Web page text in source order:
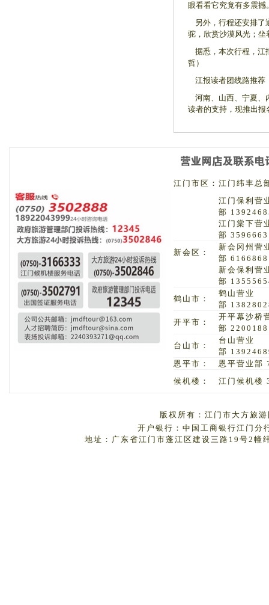
眼看看它究竟有多震撼
另外，行程还安排了
驼，欣赏沙漠风光；
据悉，本次行程，江
哲）
江报读者团线路推荐
河南、山西、宁夏、
读者的支持，现推出报
江门市区： 江门纬丰总
江门保利营
部
江门棠下营
部 3596663
新会区：
新会冈州营
部 6166868
新会保利营
部
鹤山市：
鹤山营业
部
开平市：
开平幕沙桥
部 2200188
台山市：
台山营业
部
恩平市：
恩平营业部
候机楼：
江门候机楼
版权所有：江门市大方旅
开户银行：中国工商银行江门
地址：广东省江门市蓬江区建设三路19号2